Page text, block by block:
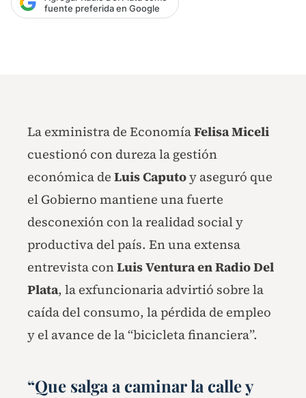
fuente preferida en Google
La exministra de EconomíaFelisa Miceli
cuestionó con dureza la gestión
económica de Luis Caputoy aseguró que
el Gobierno mantiene una fuerte
desconexión con la realidad social y
productiva del país. En una extensa
entrevista conLuis Ventura en Radio Del
Plata, la exfuncionaria advirtió sobre la
caída del consumo, la pérdida de empleo
y el avance de la “bicicleta financiera”.
“Que salga a caminar la calle y